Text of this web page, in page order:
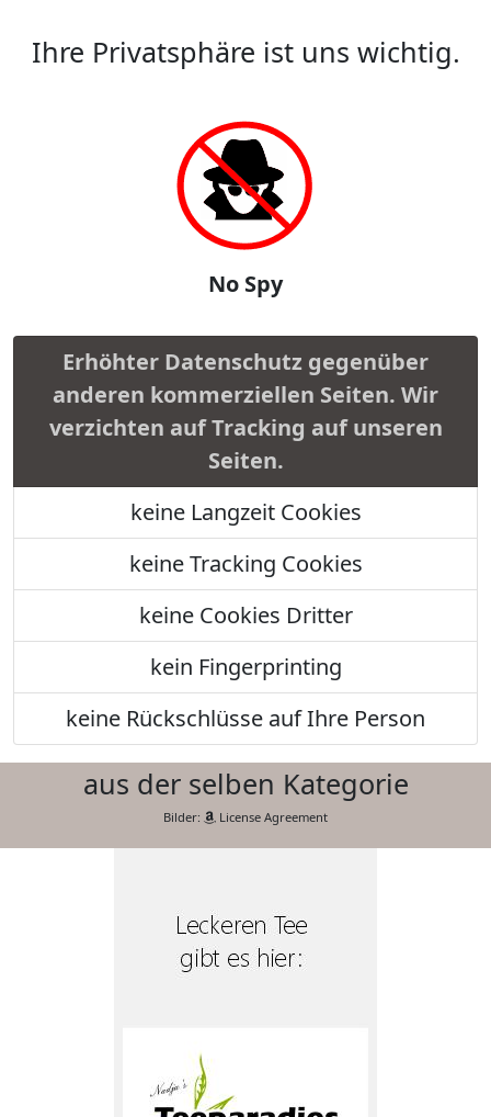
Ihre Privatsphäre ist uns wichtig.
No Spy
Erhöhter Datenschutz gegenüber
anderen kommerziellen Seiten. Wir
verzichten auf Tracking auf unseren
Seiten.
keine Langzeit Cookies
keine Tracking Cookies
keine Cookies Dritter
kein Fingerprinting
keine Rückschlüsse auf Ihre Person
aus der selben Kategorie
Bilder: License Agreement